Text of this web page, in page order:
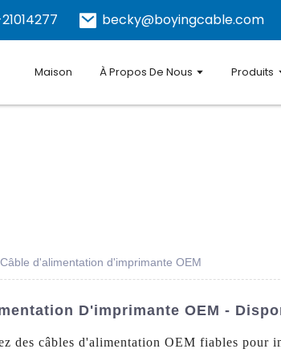
becky@boyingcable.com
Maison À Propos De Nous Produits
Câble d'alimentation d'imprimante OEM
D'imprimante OEM -
des câbles d'alimentation OEM fiables pour